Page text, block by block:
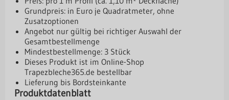
Grundpreis: in Euro je Quadratmeter, ohne
Zusatzoptionen
Angebot nur gültig bei richtiger Auswahl der
Gesamtbestellmenge
Mindestbestellmenge: 3 Stück
Dieses Produkt ist im Online-Shop
Trapezbleche365.de bestellbar
Lieferung bis Bordsteinkante
Produktdatenblatt